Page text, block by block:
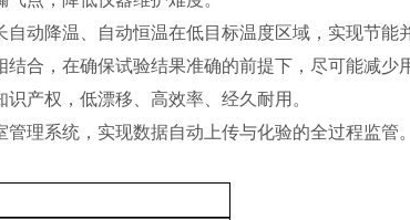
动降温、自动恒温在低目标温度区域，实现节能
合，在确保试验结果准确的前提下，尽可能减少
产权，低漂移、高效率、经久耐用。
理系统，实现数据自动上传与化验的全过程监管。